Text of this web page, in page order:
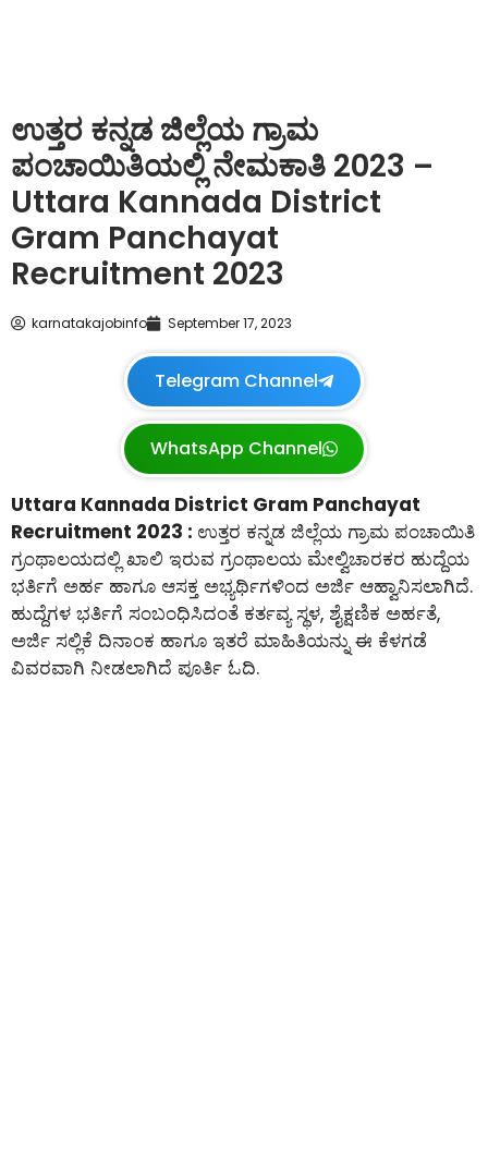
ಉತ್ತರ ಕನ್ನಡ ಜಿಲ್ಲೆಯ ಗ್ರಾಮ
ಪಂಚಾಯಿತಿಯಲ್ಲಿ ನೇಮಕಾತಿ 2023 –
Uttara Kannada District
Gram Panchayat
Recruitment 2023
karnatakajobinfo September 17, 2023
Telegram Channel
WhatsApp Channel
Uttara Kannada District Gram Panchayat
Recruitment 2023 : ಉತ್ತರ ಕನ್ನಡ ಜಿಲ್ಲೆಯ ಗ್ರಾಮ ಪಂಚಾಯಿತಿ
ಗ್ರಂಥಾಲಯದಲ್ಲಿ ಖಾಲಿ ಇರುವ ಗ್ರಂಥಾಲಯ ಮೇಲ್ವಿಚಾರಕರ ಹುದ್ದೆಯ
ಭರ್ತಿಗೆ ಅರ್ಹ ಹಾಗೂ ಆಸಕ್ತ ಅಭ್ಯರ್ಥಿಗಳಿಂದ ಅರ್ಜಿ ಆಹ್ವಾನಿಸಲಾಗಿದೆ.
ಹುದ್ದೆಗಳ ಭರ್ತಿಗೆ ಸಂಬಂಧಿಸಿದಂತೆ ಕರ್ತವ್ಯ ಸ್ಥಳ, ಶೈಕ್ಷಣಿಕ ಅರ್ಹತೆ,
ಅರ್ಜಿ ಸಲ್ಲಿಕೆ ದಿನಾಂಕ ಹಾಗೂ ಇತರೆ ಮಾಹಿತಿಯನ್ನು ಈ ಕೆಳಗಡೆ
ವಿವರವಾಗಿ ನೀಡಲಾಗಿದೆ ಪೂರ್ತಿ ಓದಿ.